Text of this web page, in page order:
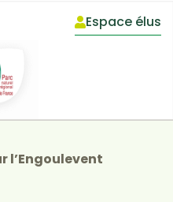
onglet)onglet)
nouvel onglet)Espace élus
(ouverture
l’Engoulevent